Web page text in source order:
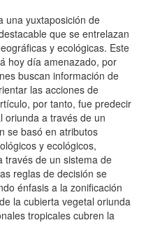
una yuxtaposición de
que se entrelazan
y ecológicas. Este
hoy día amenazado, por
buscan información de
las acciones de
por tanto, fue predecir
oriunda a través de un
se basó en atributos
y ecológicos,
través de un sistema de
reglas de decisión se
énfasis a la zonificación
la cubierta vegetal oriunda
tropicales cubren la